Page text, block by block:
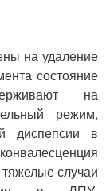
на удаление
состояние
на
режим,
диспепсии в
случаи